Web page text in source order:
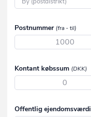
Region Sjælland
Aarhus
Albertslund
Allerød
Assens
Aabybro
Aakirkeby
Aalborg
Aalborg SV
Aalborg SØ
Postnummer (fra - til)
Kontant købssum (DKK)
Offentlig ejendomsværdi